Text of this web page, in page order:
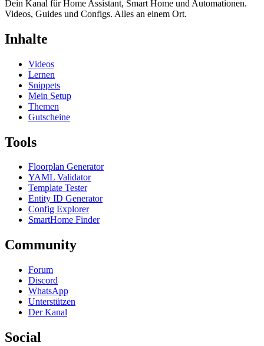
Dein Kanal für Home Assistant, Smart Home und Automationen.
Videos, Guides und Configs. Alles an einem Ort.
Inhalte
Videos
Lernen
Snippets
Mein Setup
Themen
Gutscheine
Tools
Floorplan Generator
YAML Validator
Template Tester
Entity ID Generator
Config Explorer
SmartHome Finder
Community
Forum
Discord
WhatsApp
Unterstützen
Der Kanal
Social